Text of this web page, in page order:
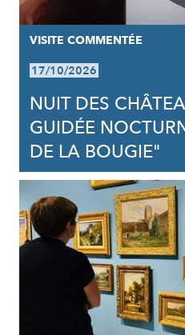
VISITE COMMENTÉE
17/10/2026
NUIT DES
GUIDÉE
DE LA BOUGIE"